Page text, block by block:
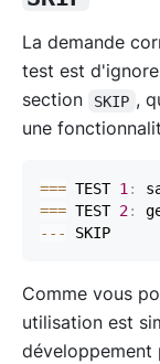
La demande
test est
section
SKIP ,
une
=== TEST 1:
=== TEST 2:
-- -
Comme vous
utilisation est
développement